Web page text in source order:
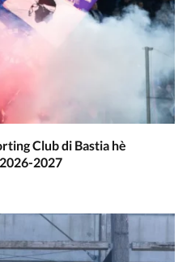
Club di Bastia hè
2027